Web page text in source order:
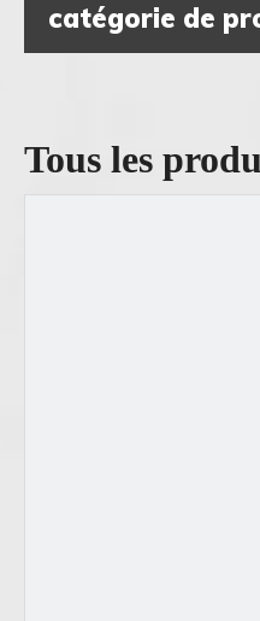
catégorie de
Tous les